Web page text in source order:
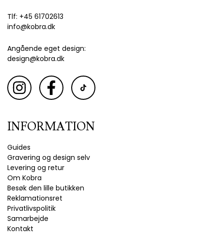
Tlf: +45 61702613
info@kobra.dk
Angående eget design:
design@kobra.dk
INFORMATION
Guides
Gravering og design selv
Levering og retur
Om Kobra
Besøk den lille butikken
Reklamationsret
Privatlivspolitik
Samarbejde
Kontakt